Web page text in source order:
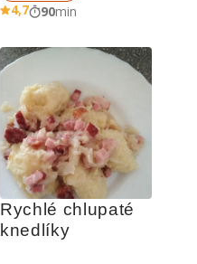
4,7 90min
Rychlé chlupaté
knedlíky